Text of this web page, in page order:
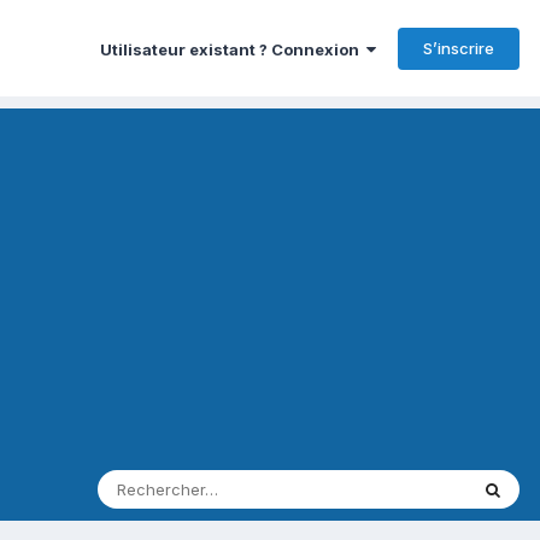
Utilisateur existant ? Connexion S’inscrire